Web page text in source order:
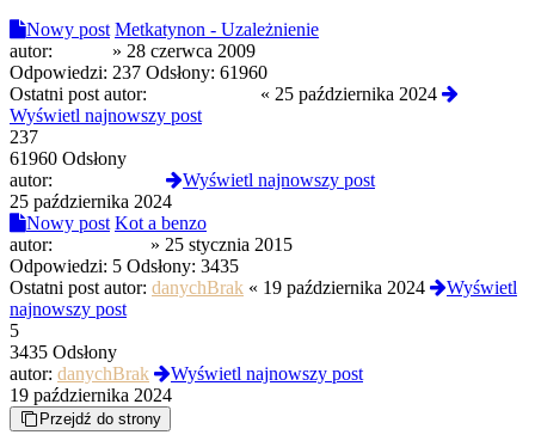
Nowy post Metkatynon - Uzależnienie
autor:
» 28 czerwca 2009
Odpowiedzi: 237 Odsłony: 61960
Ostatni post autor:
« 25 października 2024
Wyświetl najnowszy post
237
61960 Odsłony
autor:
Wyświetl najnowszy post
25 października 2024
Nowy post Kot a benzo
autor:
» 25 stycznia 2015
Odpowiedzi: 5 Odsłony: 3435
Ostatni post autor: danychBrak « 19 października 2024
Wyświetl
najnowszy post
5
3435 Odsłony
autor: danychBrak
Wyświetl najnowszy post
19 października 2024
Przejdź do strony